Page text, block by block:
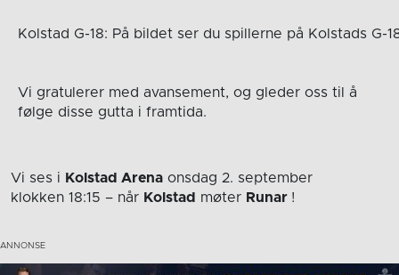
Kolstad G-18: På bildet ser du spillerne på Kolstads G-
Vi gratulerer med avansement, og gleder oss til å
følge disse gutta i framtida.
Vi ses i Kolstad Arena onsdag 2. september
klokken 18:15 – når Kolstad møter Runar !